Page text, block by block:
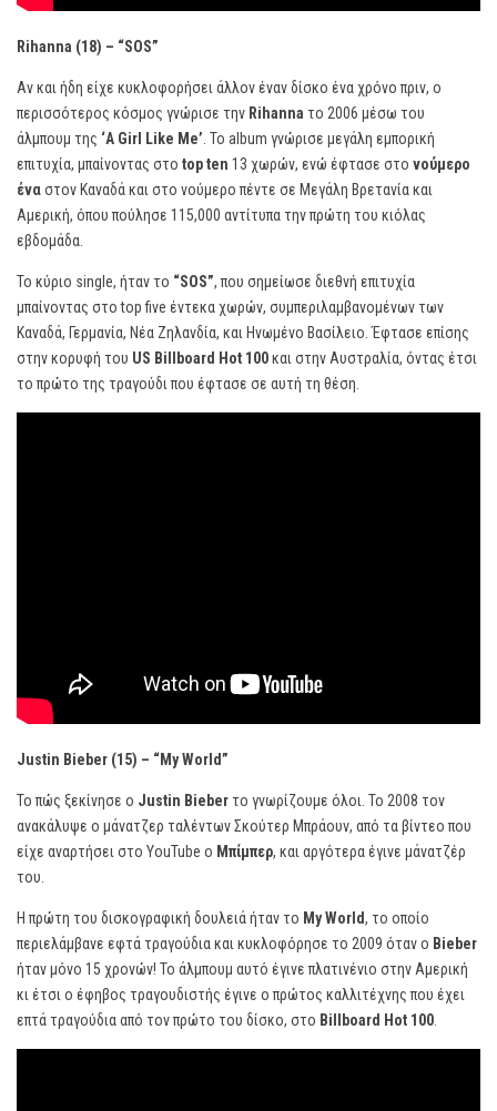
Rihanna (18) – “SOS”
Αν και ήδη είχε κυκλοφορήσει άλλον έναν δίσκο ένα χρόνο πριν, ο
περισσότερος κόσμος γνώρισε την Rihanna το 2006 μέσω του
άλμπουμ της ‘A Girl Like Me’ . Το album γνώρισε μεγάλη εμπορική
επιτυχία, μπαίνοντας στο top ten 13 χωρών, ενώ έφτασε στο νούμερο
έναστον Καναδά και στο νούμερο πέντε σε Μεγάλη Βρετανία και
Αμερική, όπου πούλησε 115,000 αντίτυπα την πρώτη του κιόλας
εβδομάδα.
Το κύριο single, ήταν το “SOS”, που σημείωσε διεθνή επιτυχία
μπαίνοντας στο top five έντεκα χωρών, συμπεριλαμβανομένων των
Καναδά, Γερμανία, Νέα Ζηλανδία, και Ηνωμένο Βασίλειο. Έφτασε επίσης
στην κορυφή του US Billboard Hot 100και στην Αυστραλία, όντας έτσι
το πρώτο της τραγούδι που έφτασε σε αυτή τη θέση.
Justin Bieber (15) – “My World”
Το πώς ξεκίνησε ο Justin Bieberτο γνωρίζουμε όλοι. Το 2008 τον
ανακάλυψε ο μάνατζερ ταλέντων Σκούτερ Μπράουν, από τα βίντεο που
είχε αναρτήσει στο YouTube ο Μπίμπερ, και αργότερα έγινε μάνατζέρ
του.
Η πρώτη του δισκογραφική δουλειά ήταν το My World, το οποίο
περιελάμβανε εφτά τραγούδια και κυκλοφόρησε το 2009 όταν ο Bieber
ήταν μόνο 15 χρονών! Το άλμπουμ αυτό έγινε πλατινένιο στην Αμερική
κι έτσι ο έφηβος τραγουδιστής έγινε ο πρώτος καλλιτέχνης που έχει
επτά τραγούδια από τον πρώτο του δίσκο, στο Billboard Hot 100